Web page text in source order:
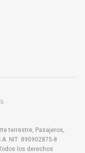
terrestre, Pasajeros,
NIT: 890902875-8
los derechos